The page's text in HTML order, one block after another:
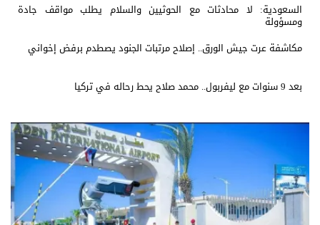
السعودية: لا محادثات مع الحوثيين والسلام يطلب مواقف جادة
ومسؤولة
مكاشفة عرت جيش الورق.. إصلاح مرتبات الجنود يصطدم برفض إخواني
بعد 9 سنوات مع ليفربول.. محمد صلاح يحط رحاله في تركيا